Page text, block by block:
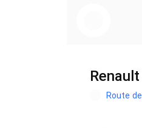
Route